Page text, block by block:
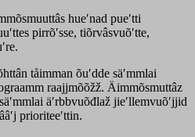
hueʹnad pueʹtti
pirrõʹsse, tiõrvâsvuõʹtte,
tåimman õuʹdde säʹmmlai
raajjmõõžž. Äimmõsmuttâz
äʹrbbvuõđlaž jieʹllemvuõʹjjid
prioriteeʹttin.